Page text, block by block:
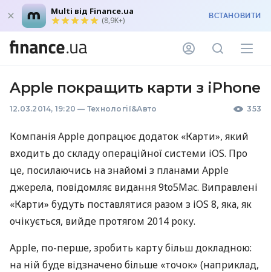
Multi від Finance.ua
(8,9K+) ВСТАНОВИТИ
Apple покращить карти з iPhone
12.03.2014, 19:20 — Технології&Авто 353
Компанія Apple допрацює додаток «Карти», який
входить до складу операційної системи iOS. Про
це, посилаючись на знайомі з планами Apple
джерела, повідомляє видання 9to5Mac. Виправлені
«Карти» будуть поставлятися разом з iOS 8, яка, як
очікується, вийде протягом 2014 року.
Apple, по-перше, зробить карту більш докладною:
на ній буде відзначено більше «точок» (наприклад,